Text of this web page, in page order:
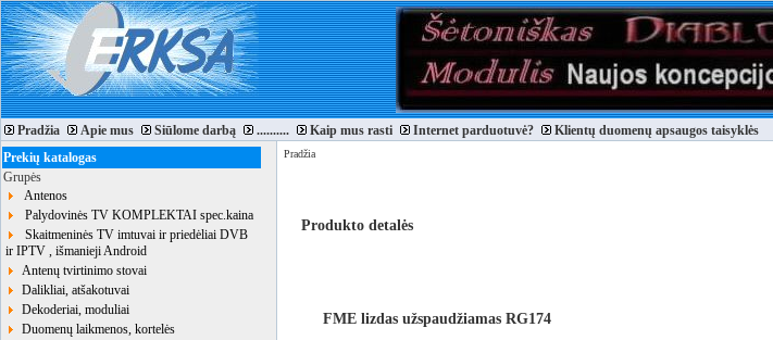
Pradžia Apie mus Siūlome darbą .......... Kaip mus rasti Internet parduotuvė?
Klientų duomenų apsaugos taisyklės
Prekių katalogas
Grupės
Antenos
Palydovinės TV KOMPLEKTAI spec.kaina
Skaitmeninės TV imtuvai ir priedėliai DVB
ir IPTV , išmanieji Android
Antenų tvirtinimo stovai
Dalikliai, atšakotuvai
Dekoderiai, moduliai
Duomenų laikmenos, kortelės
Pradžia
Produkto detalės
FME lizdas užspaudžiamas RG174